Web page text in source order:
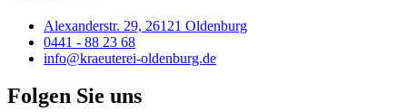
Alexanderstr. 29, 26121 Oldenburg
0441 - 88 23 68
info@kraeuterei-oldenburg.de
Folgen Sie uns